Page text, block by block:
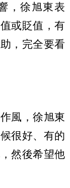
，徐旭東表
或貶值，有
，完全要看
風，徐旭東
很好、有的
然後希望他